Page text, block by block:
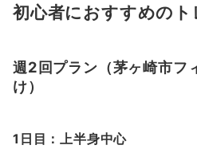
初心者におすすめの
週2回プラン（茅ヶ崎市フ
け）
1日目：上半身中心